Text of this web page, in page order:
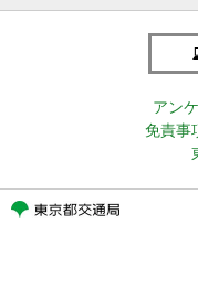
アン
免責事